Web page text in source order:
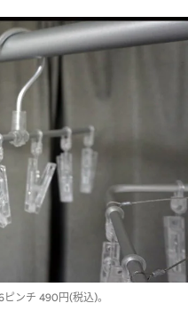
ンチ 490円(税込)。